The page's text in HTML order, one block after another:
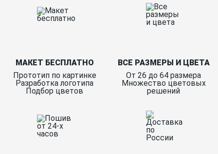
МАКЕТ БЕСПЛАТНО
Прототип по картинке
Разработка логотипа
Подбор цветов
ВСЕ РАЗМЕРЫ И ЦВЕТА
От 26 до 64 размера
Множество цветовых
решений